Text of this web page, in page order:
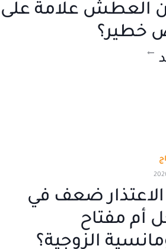
العطش علامة على
خطير؟
ضعف في
أم مفتاح
الزوجية؟